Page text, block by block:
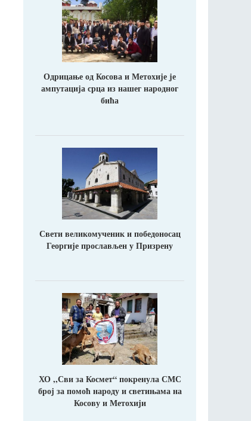
Одрицање од Косова и Метохије jе
ампутација срца из нашег народног
бића
Свети великомученик и победоносац
Георгије прослављен у Призрену
ХО ,,Сви за Космет“ покренула СМС
број за помоћ народу и светињама на
Косову и Метохији